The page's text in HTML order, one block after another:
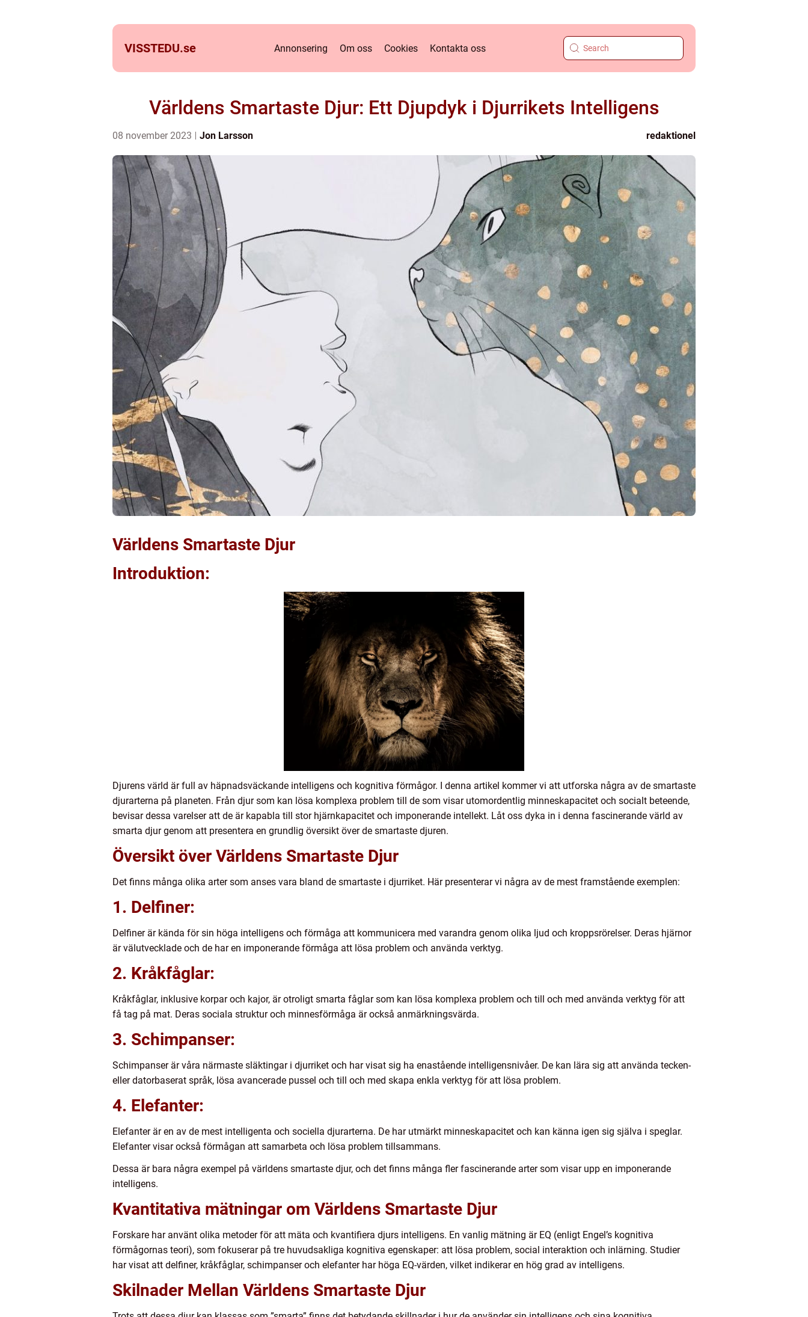
VISSTEDU.se Annonsering Om oss Cookies Kontakta oss
Världens Smartaste Djur: Ett Djupdyk i Djurrikets Intelligens
08 november 2023 Jon Larsson redaktionel
Världens Smartaste Djur
Introduktion:
Djurens värld är full av häpnadsväckande intelligens och kognitiva förmågor. I denna artikel kommer vi att utforska några av de smartaste
djurarterna på planeten. Från djur som kan lösa komplexa problem till de som visar utomordentlig minneskapacitet och socialt beteende,
bevisar dessa varelser att de är kapabla till stor hjärnkapacitet och imponerande intellekt. Låt oss dyka in i denna fascinerande värld av
smarta djur genom att presentera en grundlig översikt över de smartaste djuren.
Översikt över Världens Smartaste Djur
Det finns många olika arter som anses vara bland de smartaste i djurriket. Här presenterar vi några av de mest framstående exemplen:
1. Delfiner:
Delfiner är kända för sin höga intelligens och förmåga att kommunicera med varandra genom olika ljud och kroppsrörelser. Deras hjärnor
är välutvecklade och de har en imponerande förmåga att lösa problem och använda verktyg.
2. Kråkfåglar:
Kråkfåglar, inklusive korpar och kajor, är otroligt smarta fåglar som kan lösa komplexa problem och till och med använda verktyg för att
få tag på mat. Deras sociala struktur och minnesförmåga är också anmärkningsvärda.
3. Schimpanser:
Schimpanser är våra närmaste släktingar i djurriket och har visat sig ha enastående intelligensnivåer. De kan lära sig att använda tecken-
eller datorbaserat språk, lösa avancerade pussel och till och med skapa enkla verktyg för att lösa problem.
4. Elefanter:
Elefanter är en av de mest intelligenta och sociella djurarterna. De har utmärkt minneskapacitet och kan känna igen sig själva i speglar.
Elefanter visar också förmågan att samarbeta och lösa problem tillsammans.
Dessa är bara några exempel på världens smartaste djur, och det finns många fler fascinerande arter som visar upp en imponerande
intelligens.
Kvantitativa mätningar om Världens Smartaste Djur
Forskare har använt olika metoder för att mäta och kvantifiera djurs intelligens. En vanlig mätning är EQ (enligt Engel’s kognitiva
förmågornas teori), som fokuserar på tre huvudsakliga kognitiva egenskaper: att lösa problem, social interaktion och inlärning. Studier
har visat att delfiner, kråkfåglar, schimpanser och elefanter har höga EQ-värden, vilket indikerar en hög grad av intelligens.
Skilnader Mellan Världens Smartaste Djur